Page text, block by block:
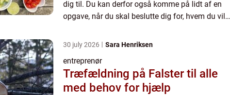
dig til. Du kan derfor også komme på lidt af en
opgave, når du skal beslutte dig for, hvem du vil
lettere...
30 july 2026 Sara Henriksen
entreprenør
Træfældning på Falster til alle
med behov for hjælp